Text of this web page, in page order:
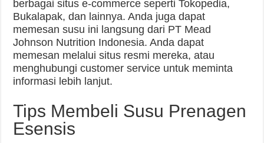
berbagai situs e-commerce seperti Tokopedia,
Bukalapak, dan lainnya. Anda juga dapat
memesan susu ini langsung dari PT Mead
Johnson Nutrition Indonesia. Anda dapat
memesan melalui situs resmi mereka, atau
menghubungi customer service untuk meminta
informasi lebih lanjut.
Tips Membeli Susu Prenagen
Esensis